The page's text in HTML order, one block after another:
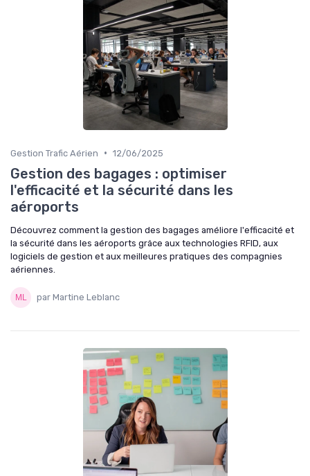
Gestion Trafic Aérien • 12/06/2025
Gestion des bagages : optimiser
l'efficacité et la sécurité dans les
aéroports
Découvrez comment la gestion des bagages améliore l'efficacité et
la sécurité dans les aéroports grâce aux technologies RFID, aux
logiciels de gestion et aux meilleures pratiques des compagnies
aériennes.
par Martine Leblanc